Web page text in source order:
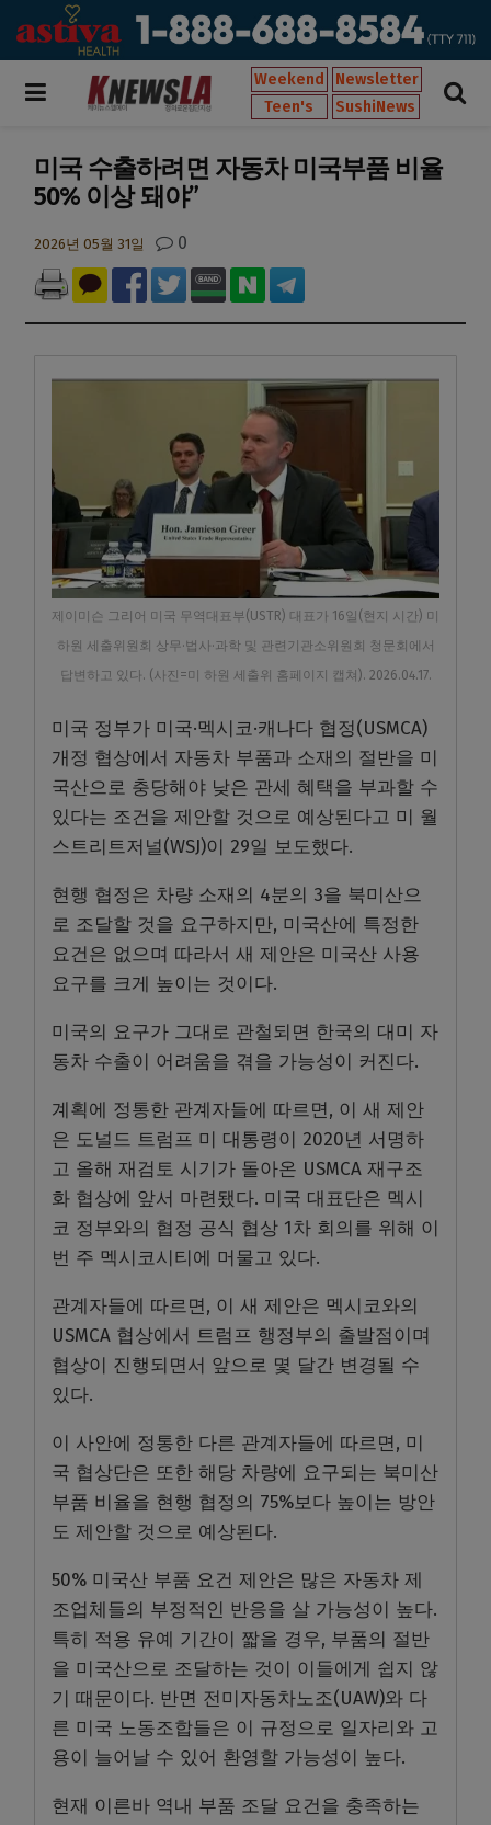
Weekend
Newsletter
Teen's
SushiNews
미국 수출하려면 자동차 미국부품 비율
50% 이상 돼야”
2026년 05월 31일 0
제이미슨 그리어 미국 무역대표부(USTR) 대표가 16일(현지 시간) 미
하원 세출위원회 상무·법사·과학 및 관련기관소위원회 청문회에서
답변하고 있다. (사진=미 하원 세출위 홈페이지 캡쳐). 2026.04.17.
미국 정부가 미국·멕시코·캐나다 협정(USMCA)
개정 협상에서 자동차 부품과 소재의 절반을 미
국산으로 충당해야 낮은 관세 혜택을 부과할 수
있다는 조건을 제안할 것으로 예상된다고 미 월
스트리트저널(WSJ)이 29일 보도했다.
현행 협정은 차량 소재의 4분의 3을 북미산으
로 조달할 것을 요구하지만, 미국산에 특정한
요건은 없으며 따라서 새 제안은 미국산 사용
요구를 크게 높이는 것이다.
미국의 요구가 그대로 관철되면 한국의 대미 자
동차 수출이 어려움을 겪을 가능성이 커진다.
계획에 정통한 관계자들에 따르면, 이 새 제안
은 도널드 트럼프 미 대통령이 2020년 서명하
고 올해 재검토 시기가 돌아온 USMCA 재구조
화 협상에 앞서 마련됐다. 미국 대표단은 멕시
코 정부와의 협정 공식 협상 1차 회의를 위해 이
번 주 멕시코시티에 머물고 있다.
관계자들에 따르면, 이 새 제안은 멕시코와의
USMCA 협상에서 트럼프 행정부의 출발점이며
협상이 진행되면서 앞으로 몇 달간 변경될 수
있다.
이 사안에 정통한 다른 관계자들에 따르면, 미
국 협상단은 또한 해당 차량에 요구되는 북미산
부품 비율을 현행 협정의 75%보다 높이는 방안
도 제안할 것으로 예상된다.
50% 미국산 부품 요건 제안은 많은 자동차 제
조업체들의 부정적인 반응을 살 가능성이 높다.
특히 적용 유예 기간이 짧을 경우, 부품의 절반
을 미국산으로 조달하는 것이 이들에게 쉽지 않
기 때문이다. 반면 전미자동차노조(UAW)와 다
른 미국 노동조합들은 이 규정으로 일자리와 고
용이 늘어날 수 있어 환영할 가능성이 높다.
현재 이른바 역내 부품 조달 요건을 충족하는